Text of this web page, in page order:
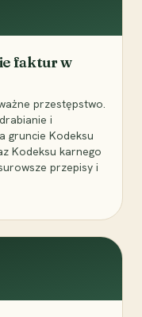
faktur w
przestępstwo.
i
gruncie Kodeksu
Kodeksu karnego
przepisy i